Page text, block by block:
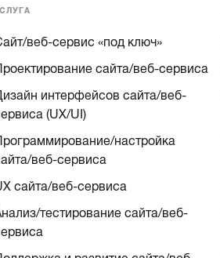
веб-сервис «под ключ»
сайта/веб-сервиса
интерфейсов сайта/веб-
(UX/UI)
настройка
веб-сервиса
сайта/веб-сервиса
тестирование сайта/веб-